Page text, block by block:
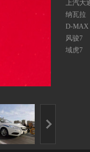
上汽大
纳瓦拉
D-MAX
风骏7
域虎7